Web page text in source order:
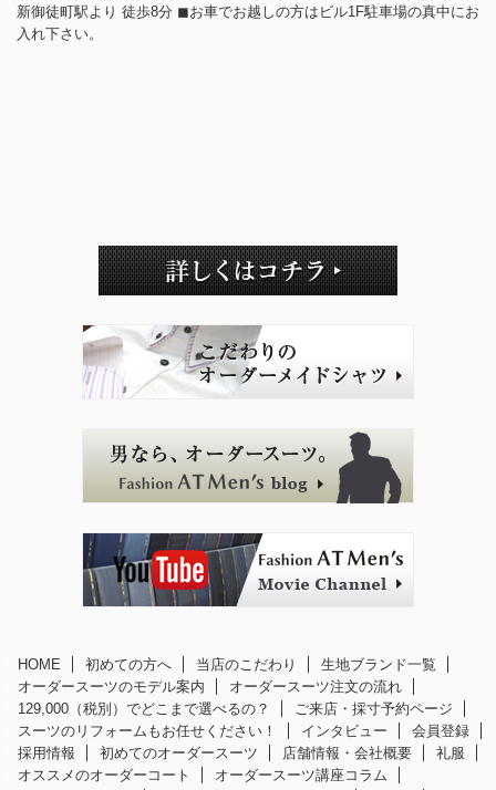
新御徒町駅より 徒歩8分 ◼︎お車でお越しの方はビル1F駐車場の真中にお
入れ下さい。
HOME 初めての方へ 当店のこだわり
生地ブランド一覧
オーダースーツのモデル案内
オーダースーツ注文の流れ
129,000（税別）でどこまで選べるの？
ご来店・採寸予約ページ
スーツのリフォームもお任せください！
インタビュー
会員登録
採用情報
初めてのオーダースーツ 店舗情報・会社概要
礼服
オススメのオーダーコート
オーダースーツ講座コラム